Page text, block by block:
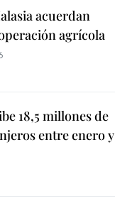
acuerdan
agrícola
18,5 millones de
entre enero y